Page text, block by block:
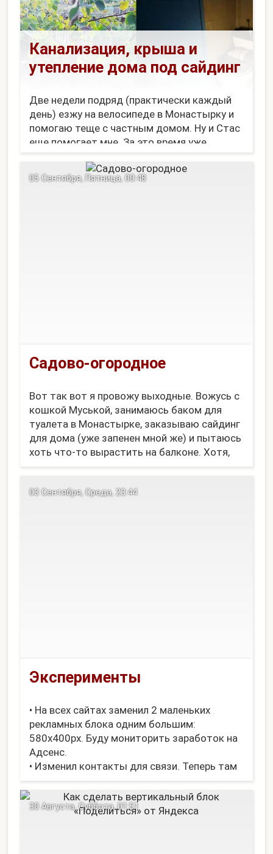
Канализация, крыша и
утепление дома под сайдинг
Две недели подряд (практически каждый
день) езжу на велосипеде в Монастырку и
помогаю теще с частным домом. Ну и Стас
еще помогает мне. За это время уже
сделано:
→ Сделана канализация - вкопан бак,
сделана для него крышка, проведена труба
Садово-огородное
Вот так вот я провожу выходные. Вожусь с
кошкой Муськой, занимаюсь баком для
туалета в Монастырке, заказываю сайдинг
для дома (уже запенен мной же) и пытаюсь
хоть что-то вырастить на балконе. Хотя,
этим летом у нас тепла совсем не было. Да
Вот так к...
05 Сентября, Пятница, 00:48
Эксперименты
• На всех сайтах заменил 2 маленьких
рекламных блока одним большим:
580x400px. Буду мониторить заработок на
Адсенс.
• Изменил контакты для связи. Теперь там
указаны практически все соцсети. Даже
ICQ есть, хоть и висит последние годы
мертвым грузом.
03 Сентября, Среда, 23:44
30 Августа, Суббота, 01:51